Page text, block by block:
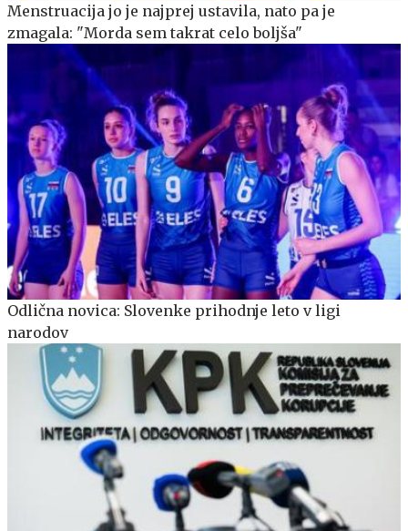
Menstruacija jo je najprej ustavila, nato pa je
zmagala: "Morda sem takrat celo boljša"
Odlična novica: Slovenke prihodnje leto v ligi
narodov